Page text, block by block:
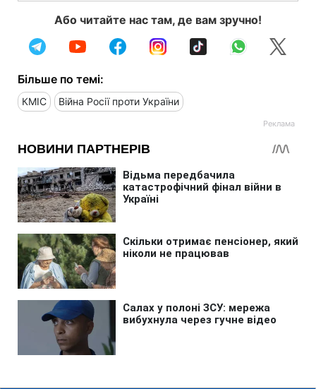
Або читайте нас там, де вам зручно!
Більше по темі:
КМІС Війна Росії проти України